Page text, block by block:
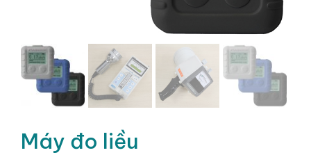
Máy đo liều